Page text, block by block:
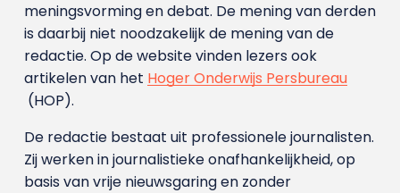
meningsvorming en debat. De mening van derden
is daarbij niet noodzakelijk de mening van de
redactie. Op de website vinden lezers ook
artikelen van het Hoger Onderwijs Persbureau
(HOP).
De redactie bestaat uit professionele journalisten.
Zij werken in journalistieke onafhankelijkheid, op
basis van vrije nieuwsgaring en zonder